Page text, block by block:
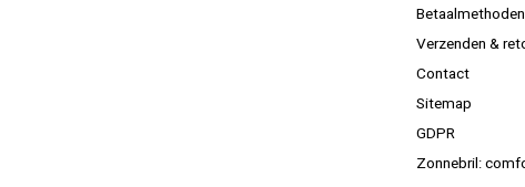
Betaalmethoden
Verzenden &
Contact
Sitemap
GDPR
Zonnebril: